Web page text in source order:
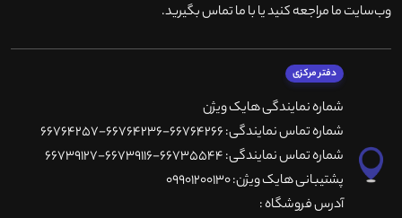
وب‌سایت ما مراجعه کنید یا با ما تماس بگیرید.
دفتر مرکزی
شماره نمایندگی هایک ویژن
شماره تماس نمایندگی: 66764266-66764236-66764257
شماره تماس نمایندگی: 66735544-66739116-66739127
پشتیبانی هایک ویژن: 09901200130
آدرس فروشگاه :